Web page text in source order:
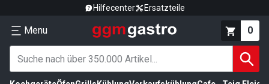
Hilfecenter Ersatzteile
Menu 0